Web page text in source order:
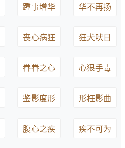
踵事增华 华不再扬
丧心病狂 狂犬吠日
眷眷之心 心狠手毒
鉴影度形 形枉影曲
腹心之疾 疾不可为